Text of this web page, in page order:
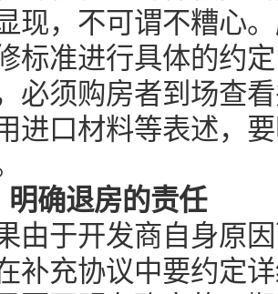
现，不可谓不糟心
标准进行具体的约
必须购房者到场查
进口材料等表述，
明确退房的责任
于开发商自身原因
补充协议中要约定